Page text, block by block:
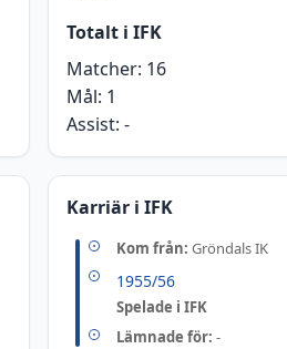
Totalt i IFK
Matcher: 16
Mål: 1
Assist: -
Karriär i IFK
Kom från: Gröndals IK
1955/56
Spelade i IFK
Lämnade för: -